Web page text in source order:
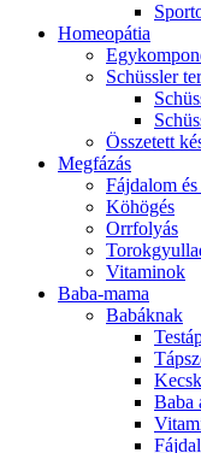
Homeopátia
Schüssler
Összetett
Megfázás
Fájdalom
Köhögés
Orrfolyás
Vitaminok
Baba-mama
Babáknak
Baba